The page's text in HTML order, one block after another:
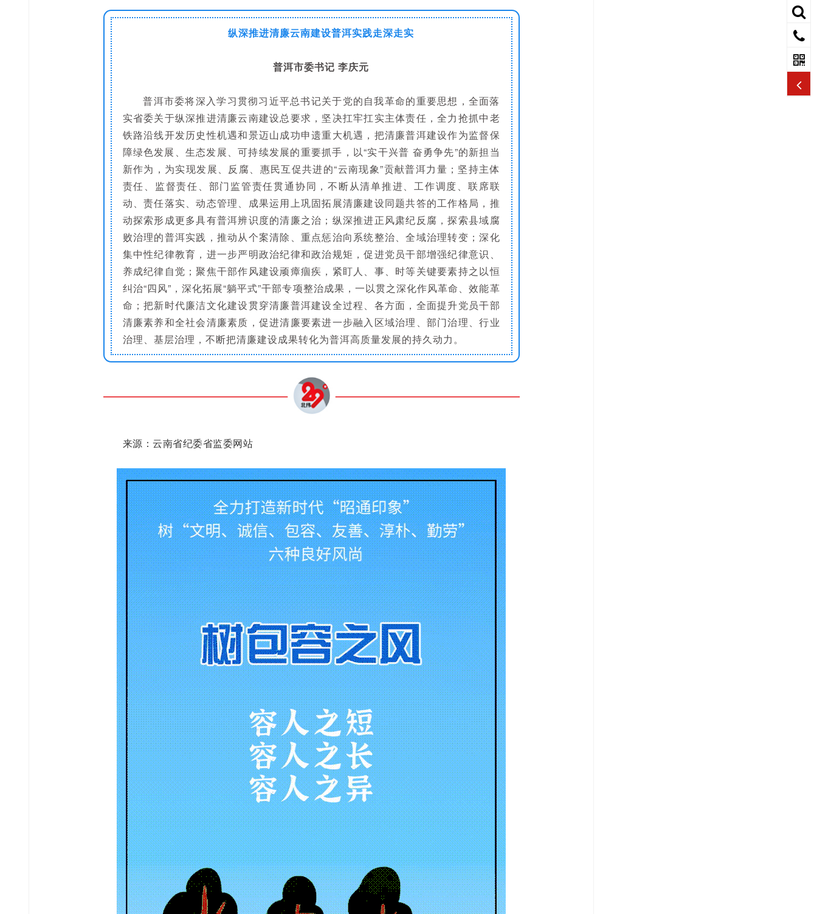
纵深推进清廉云南建设普洱实践走深走实
普洱市委书记 李庆元
普洱市委将深入学习贯彻习近平总书记关于党的自我革命的重要思想，全面落
实省委关于纵深推进清廉云南建设总要求，坚决扛牢扛实主体责任，全力抢抓中老
铁路沿线开发历史性机遇和景迈山成功申遗重大机遇，把清廉普洱建设作为监督保
障绿色发展、生态发展、可持续发展的重要抓手，以“实干兴普 奋勇争先”的新担当
新作为，为实现发展、反腐、惠民互促共进的“云南现象”贡献普洱力量；坚持主体
责任、监督责任、部门监管责任贯通协同，不断从清单推进、工作调度、联席联
动、责任落实、动态管理、成果运用上巩固拓展清廉建设同题共答的工作格局，推
动探索形成更多具有普洱辨识度的清廉之治；纵深推进正风肃纪反腐，探索县域腐
败治理的普洱实践，推动从个案清除、重点惩治向系统整治、全域治理转变；深化
集中性纪律教育，进一步严明政治纪律和政治规矩，促进党员干部增强纪律意识、
养成纪律自觉；聚焦干部作风建设顽瘴痼疾，紧盯人、事、时等关键要素持之以恒
纠治“四风”，深化拓展“躺平式”干部专项整治成果，一以贯之深化作风革命、效能革
命；把新时代廉洁文化建设贯穿清廉普洱建设全过程、各方面，全面提升党员干部
清廉素养和全社会清廉素质，促进清廉要素进一步融入区域治理、部门治理、行业
治理、基层治理，不断把清廉建设成果转化为普洱高质量发展的持久动力。
来源：云南省纪委省监委网站